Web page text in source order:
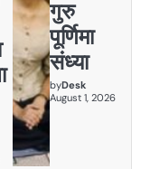
गुरु
पूर्णिमा
संध्या
byDesk
August 1, 2026